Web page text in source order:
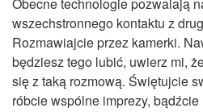
wszechstronnego kontaktu z
Rozmawiajcie przez kamerki.
będziesz tego lubić, uwierz mi,
się z taką rozmową. Świętujcie
róbcie wspólne imprezy,